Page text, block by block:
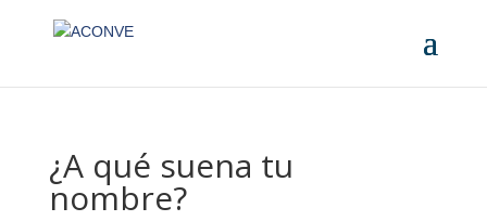
¿A qué suena tu
nombre?